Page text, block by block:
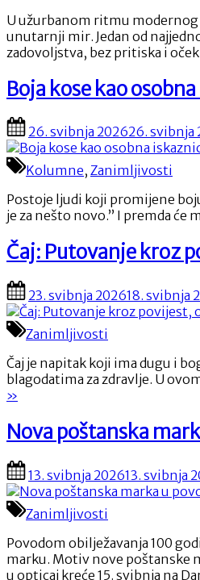
U užurbanom ritmu
unutarnji mir. Jedan od
zadovoljstva, bez pritiska i
Boja kose kao
Posted
on
26. svibnja 202626. svibnja
Kolumne, Zanimljivosti
Postoje ljudi koji promijene
je za nešto novo.” I premda će
Čaj: Putovanje kroz
Posted
on
23. svibnja 202618. svibnja
Zanimljivosti
Čaj je napitak koji ima dugu i
blagodatima za zdravlje. U
»
Nova poštanska
Posted
on
13. svibnja 202613. svibnja
Zanimljivosti
Povodom obilježavanja 100
marku. Motiv nove poštanske
u opticaj kreće 15. svibnja na